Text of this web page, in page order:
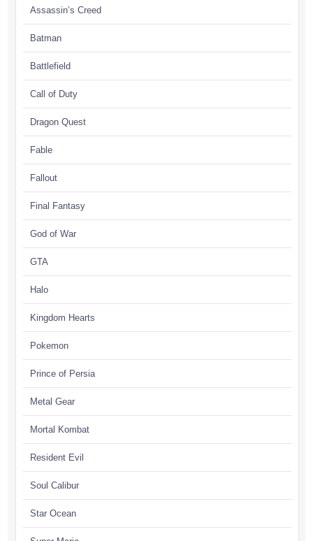
Assassin’s Creed
Batman
Battlefield
Call of Duty
Dragon Quest
Fable
Fallout
Final Fantasy
God of War
GTA
Halo
Kingdom Hearts
Pokemon
Prince of Persia
Metal Gear
Mortal Kombat
Resident Evil
Soul Calibur
Star Ocean